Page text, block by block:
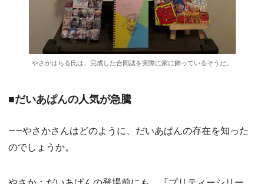
やさかはちる氏は、完成した合同誌を実際に家に飾っているそうだ。
■だいあぱんの人気が急騰
――やさかさんはどのように、だいあぱんの存在を知った
のでしょうか。